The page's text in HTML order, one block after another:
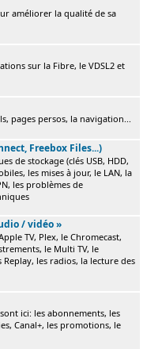
améliorer la qualité de sa
sur la Fibre, le VDSL2 et
pages persos, la navigation...
Freebox Files...)
de stockage (clés USB, HDD,
les mises à jour, le LAN, la
les problèmes de
/ vidéo »
TV, Plex, le Chromecast,
le Multi TV, le
Replay, les radios, la lecture des
ici: les abonnements, les
Canal+, les promotions, le